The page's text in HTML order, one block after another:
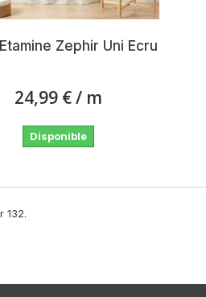
Zephir Uni Ecru
24,99 €/ m
Disponible
132.